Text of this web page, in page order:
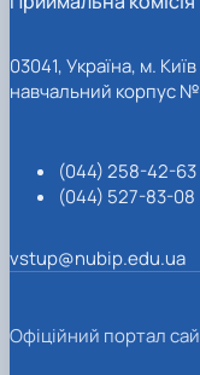
03041, Україна, м.
навчальний корпус №
(044) 258-42-63
(044) 527-83-08
vstup@nubip.edu.ua
Офіційний портал